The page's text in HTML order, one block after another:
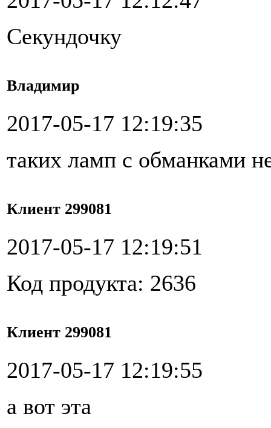
Секундочку
Владимир
2017-05-17 12:19:35
таких ламп с обманками
Клиент 299081
2017-05-17 12:19:51
Код продукта: 2636
Клиент 299081
2017-05-17 12:19:55
а вот эта